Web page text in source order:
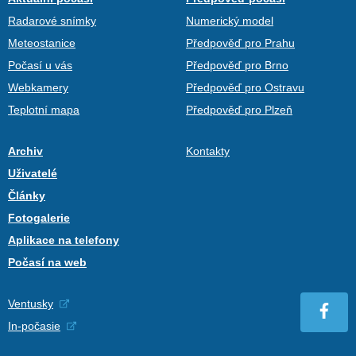
Radarové snímky
Meteostanice
Počasí u vás
Webkamery
Teplotní mapa
Numerický model
Předpověď pro Prahu
Předpověď pro Brno
Předpověď pro Ostravu
Předpověď pro Plzeň
Archiv
Uživatelé
Články
Fotogalerie
Aplikace na telefony
Počasí na web
Kontakty
Ventusky
In-počasie